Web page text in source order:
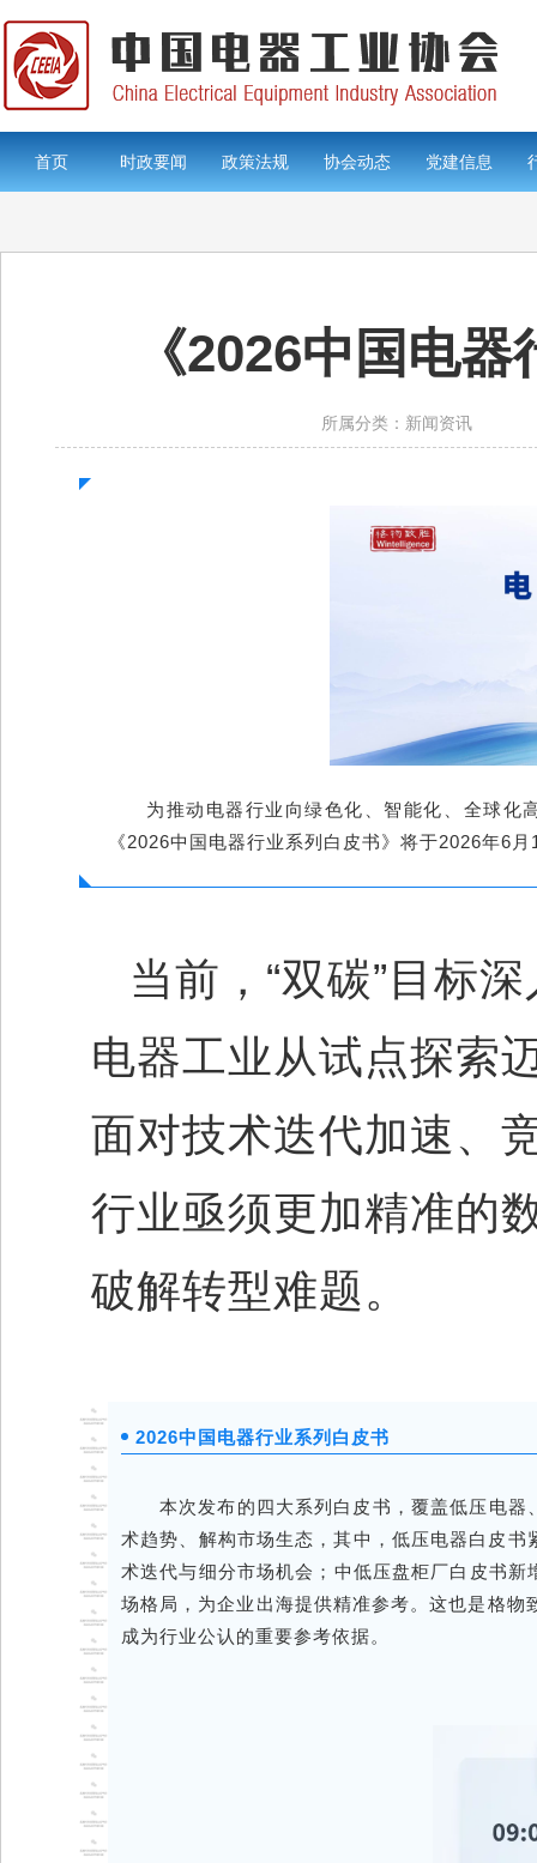
首页 时政要闻 政策法规 协会动态 党建信息
《2026中国电
所属分类：新闻资讯
为推动电器行业向绿色化、智能化、全球化
《2026中国电器行业系列白皮书》将于2026年6
当前，“双碳”目标
电器工业从试点探索
面对技术迭代加速、
行业亟须更加精准的
破解转型难题。
2026中国电器行业系列白皮书
本次发布的四大系列白皮书，覆盖低压电
术趋势、解构市场生态，其中，低压电器白皮
术迭代与细分市场机会；中低压盘柜厂白皮书
场格局，为企业出海提供精准参考。这也是格
成为行业公认的重要参考依据。